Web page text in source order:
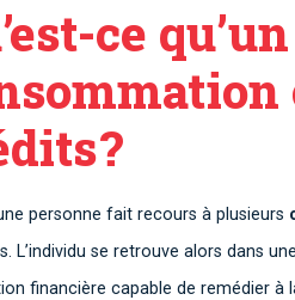
ce
?
personne fait recours à plusieurs
L’individu se retrouve alors dans
financière capable de remédier à